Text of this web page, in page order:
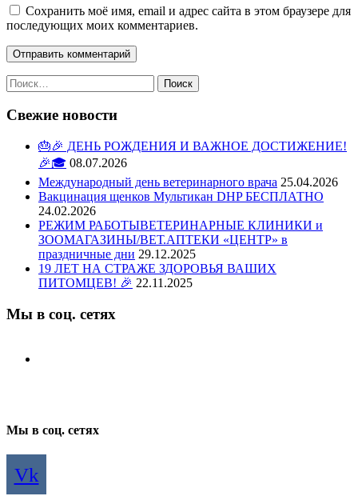
Сохранить моё имя, email и адрес сайта в этом браузере для
последующих моих комментариев.
Найти:
Свежие новости
🎂🎉 ДЕНЬ РОЖДЕНИЯ И ВАЖНОЕ ДОСТИЖЕНИЕ!
🎉🎓 08.07.2026
Международный день ветеринарного врача 25.04.2026
Вакцинация щенков Мультикан DHP БЕСПЛАТНО
24.02.2026
РЕЖИМ РАБОТЫВЕТЕРИНАРНЫЕ КЛИНИКИ и
ЗООМАГАЗИНЫ/ВЕТ.АПТЕКИ «ЦЕНТР» в
праздничные дни 29.12.2025
19 ЛЕТ НА СТРАЖЕ ЗДОРОВЬЯ ВАШИХ
ПИТОМЦЕВ! 🎉 22.11.2025
Мы в соц. сетях
Мы в соц. сетях
Vk